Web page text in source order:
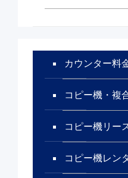
カウンター料
コピー機・複
コピー機リー
コピー機レン